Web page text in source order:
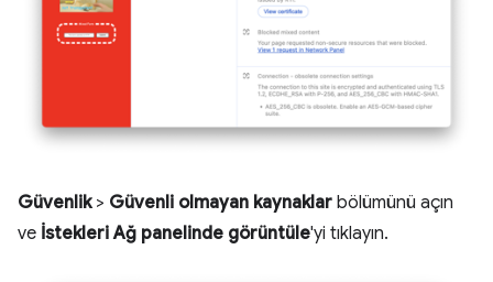
Güvenlik> Güvenli olmayan kaynaklar bölümünü açın
ve İstekleri Ağ panelinde görüntüle'yi tıklayın.